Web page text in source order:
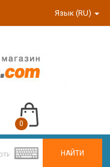
Язык (RU)
НАЙТИ
0